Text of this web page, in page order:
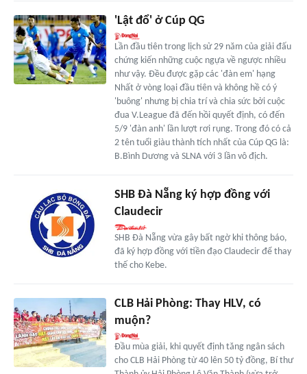
'Lật đổ' ở Cúp QG
Lần đầu tiên trong lịch sử 29 năm của giải đấu
chứng kiến những cuộc ngựa về ngược nhiều
như vậy. Đều được gặp các 'đàn em' hạng
Nhất ở vòng loại đầu tiên và không hề có ý
'buông' nhưng bị chia trí và chia sức bởi cuộc
đua V.League đã đến hồi quyết định, có đến
5/9 'đàn anh' lần lượt rơi rụng. Trong đó có cả
2 tên tuổi giàu thành tích nhất của Cúp QG là:
B.Bình Dương và SLNA với 3 lần vô địch.
SHB Đà Nẵng ký hợp đồng với
Claudecir
SHB Đà Nẵng vừa gây bất ngờ khi thông báo,
đã ký hợp đồng với tiền đạo Claudecir để thay
thế cho Kebe.
CLB Hải Phòng: Thay HLV, có
muộn?
Đầu mùa giải, khi quyết định tăng ngân sách
cho CLB Hải Phòng từ 40 lên 50 tỷ đồng, Bí thư